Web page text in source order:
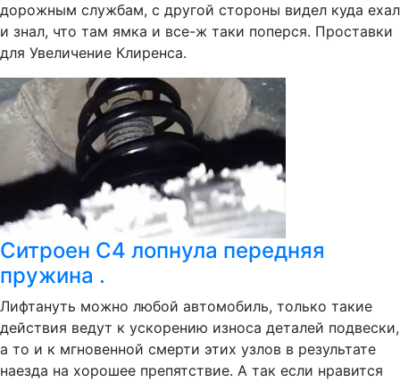
дорожным службам, с другой стороны видел куда ехал
и знал, что там ямка и все-ж таки поперся. Проставки
для Увеличение Клиренса.
Ситроен С4 лопнула передняя
пружина .
Лифтануть можно любой автомобиль, только такие
действия ведут к ускорению износа деталей подвески,
а то и к мгновенной смерти этих узлов в результате
наезда на хорошее препятствие. А так если нравится